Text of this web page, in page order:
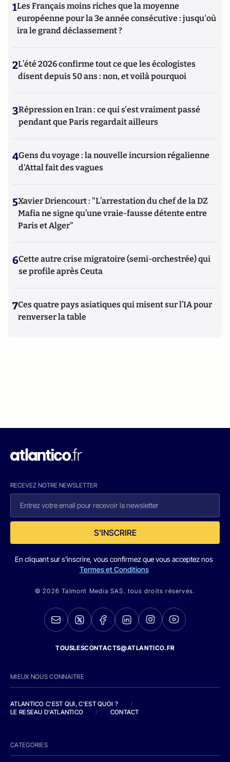
1Les Français moins riches que la moyenne
européenne pour la 3e année consécutive : jusqu'où
ira le grand déclassement ?
2L’été 2026 confirme tout ce que les écologistes
disent depuis 50 ans : non, et voilà pourquoi
3Répression en Iran : ce qui s'est vraiment passé
pendant que Paris regardait ailleurs
4Gens du voyage : la nouvelle incursion régalienne
d'Attal fait des vagues
5Xavier Driencourt : "L’arrestation du chef de la DZ
Mafia ne signe qu’une vraie-fausse détente entre
Paris et Alger"
6Cette autre crise migratoire (semi-orchestrée) qui
se profile après Ceuta
7Ces quatre pays asiatiques qui misent sur l’IA pour
renverser la table
RECEVEZ NOTRE NEWSLETTER
S'INSCRIRE
En cliquant sur s'inscrire, vous confirmez que vous acceptez nos
Termes et Conditions
© 2026 Talmont Media SAS. tous droits réservés.
TOUSLESCONTACTS@ATLANTICO.FR
MIEUX NOUS CONNAITRE
ATLANTICO C'EST QUI, C'EST QUOI ?
/
LE RESEAU D'ATLANTICO
/ CONTACT
CATEGORIES